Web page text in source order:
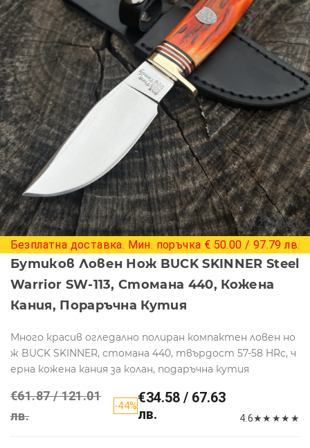
+ 12 снимки
Безплатна доставка. Мин. поръчка € 50.00 / 97.79 лв.
Бутиков Ловен Нож BUCK SKINNER Steel
Warrior SW-113, Стомана 440, Кожена
Кания, Пораръчна Кутия
Много красив огледално полиран компактен ловен но
ж BUCK SKINNER, стомана 440, твърдост 57-58 HRc, ч
ерна кожена кания за колан, подаръчна кутия
€61.87 / 121.01
лв.
-44%€34.58 / 67.63
лв.
4.6★★ ★★ ★